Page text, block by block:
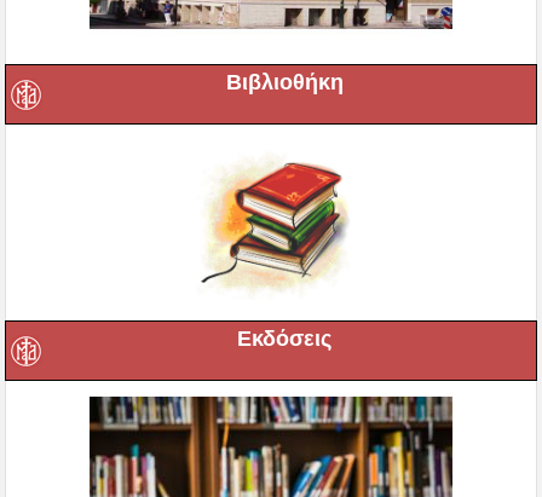
Βιβλιοθήκη
Εκδόσεις